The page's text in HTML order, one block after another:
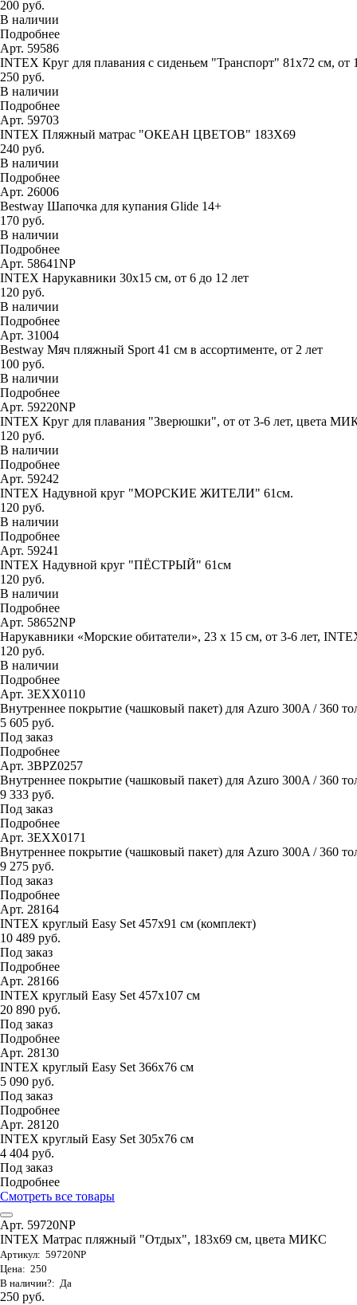
200 руб.
В наличии
Подробнее
Арт. 59586
INTEX Круг для плавания с сиденьем "Транспорт" 81х72 см,
250 руб.
В наличии
Подробнее
Арт. 59703
INTEX Пляжный матрас "ОКЕАН ЦВЕТОВ" 183Х69
240 руб.
В наличии
Подробнее
Арт. 26006
Bestway Шапочка для купания Glide 14+
170 руб.
В наличии
Подробнее
Арт. 58641NP
INTEX Нарукавники 30х15 см, от 6 до 12 лет
120 руб.
В наличии
Подробнее
Арт. 31004
Bestway Мяч пляжный Sport 41 см в ассортименте, от 2 лет
100 руб.
В наличии
Подробнее
Арт. 59220NP
INTEX Круг для плавания "Зверюшки", от от 3-6 лет, цвета
120 руб.
В наличии
Подробнее
Арт. 59242
INTEX Надувной круг "МОРСКИЕ ЖИТЕЛИ" 61см.
120 руб.
В наличии
Подробнее
Арт. 59241
INTEX Надувной круг "ПЁСТРЫЙ" 61см
120 руб.
В наличии
Подробнее
Арт. 58652NP
Нарукавники «Морские обитатели», 23 х 15 см, от 3-6 лет,
120 руб.
В наличии
Подробнее
Арт. 3EXX0110
Внутреннее покрытие (чашковый пакет) для Azuro 300A / 360
5 605 руб.
Под заказ
Подробнее
Арт. 3BPZ0257
Внутреннее покрытие (чашковый пакет) для Azuro 300A / 360
9 333 руб.
Под заказ
Подробнее
Арт. 3EXX0171
Внутреннее покрытие (чашковый пакет) для Azuro 300A / 360
9 275 руб.
Под заказ
Подробнее
Арт. 28164
INTEX круглый Easy Set 457х91 см (комплект)
10 489 руб.
Под заказ
Подробнее
Арт. 28166
INTEX круглый Easy Set 457х107 см
20 890 руб.
Под заказ
Подробнее
Арт. 28130
INTEX круглый Easy Set 366х76 см
5 090 руб.
Под заказ
Подробнее
Арт. 28120
INTEX круглый Easy Set 305х76 см
4 404 руб.
Под заказ
Подробнее
Смотреть все товары
Арт. 59720NP
INTEX Матрас пляжный "Отдых", 183х69 см, цвета МИКС
Артикул: 59720NP
Цена: 250
В наличии?: Да
250 руб.